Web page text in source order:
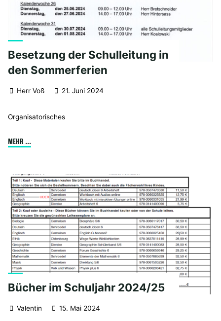
Besetzung der Schulleitung in
den Sommerferien
Herr Voß 21. Juni 2024
Organisatorisches
MEHR ...
in
den
Sommerferien"
Bücher im Schuljahr 2024/25
Valentin 15. Mai 2024